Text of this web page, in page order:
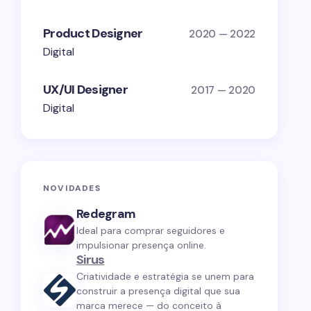
Product Designer 2020 — 2022
Digital
UX/UI Designer 2017 — 2020
Digital
NOVIDADES
Redegram
Ideal para comprar seguidores e
impulsionar presença online.
Sirus
Criatividade e estratégia se unem para
construir a presença digital que sua
marca merece — do conceito à